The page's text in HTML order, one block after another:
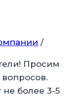
/
Просим
вопросов.
более 3-5